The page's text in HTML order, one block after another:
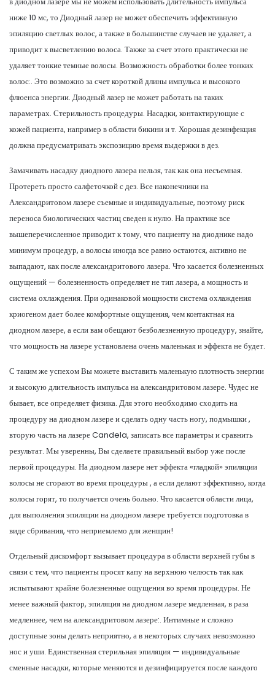
ниже 10 мс, то Диодный лазер не может обеспечить эффективную
эпиляцию светлых волос, а также в большинстве случаев не удаляет, а
приводит к высветлению волоса. Также за счет этого практически не
удаляет тонкие темные волосы. Возможность обработки более тонких
волос:. Это возможно за счет короткой длины импульса и высокого
флюенса энергии. Диодный лазер не может работать на таких
параметрах. Стерильность процедуры. Насадки, контактирующие с
кожей пациента, например в области бикини и т. Хорошая дезинфекция
должна предусматривать экспозицию время выдержки в дез.
Замачивать насадку диодного лазера нельзя, так как она несъемная.
Протереть просто салфеточкой с дез. Все наконечники на
Александритовом лазере съемные и индивидуальные, поэтому риск
переноса биологических частиц сведен к нулю. На практике все
вышеперечисленное приводит к тому, что пациенту на диоднике надо
минимум процедур, а волосы иногда все равно остаются, активно не
выпадают, как после александритового лазера. Что касается болезненных
ощущений — болезненность определяет не тип лазера, а мощность и
система охлаждения. При одинаковой мощности система охлаждения
криогеном дает более комфортные ощущения, чем контактная на
диодном лазере, а если вам обещают безболезненную процедуру, знайте,
что мощность на лазере установлена очень маленькая и эффекта не будет.
С таким же успехом Вы можете выставить маленькую плотность энергии
и высокую длительность импульса на александритовом лазере. Чудес не
бывает, все определяет физика. Для этого необходимо сходить на
процедуру на диодном лазере и сделать одну часть ногу, подмышки ,
вторую часть на лазере Candela, записать все параметры и сравнить
результат. Мы уверенны, Вы сделаете правильный выбор уже после
первой процедуры. На диодном лазере нет эффекта «гладкой» эпиляции
волосы не сгорают во время процедуры , а если делают эффективно, когда
волосы горят, то получается очень больно. Что касается области лица,
для выполнения эпиляции на диодном лазере требуется подготовка в
виде сбривания, что неприемлемо для женщин!
Отдельный дискомфорт вызывает процедура в области верхней губы в
связи с тем, что пациенты просят капу на верхнюю челюсть так как
испытывают крайне болезненные ощущения во время процедуры. Не
менее важный фактор, эпиляция на диодном лазере медленная, в раза
медленнее, чем на александритовом лазере:. Интимные и сложно
доступные зоны делать неприятно, а в некоторых случаях невозможно
нос и уши. Единственная стерильная эпиляция — индивидуальные
сменные насадки, которые меняются и дезинфицируется после каждого